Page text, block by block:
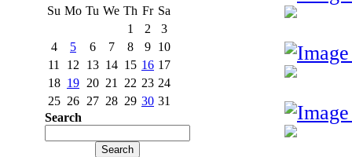
Su Mo Tu We Th Fr Sa
1
2
3
4
5 6 7 8 9 10
11
12 13 14 15 16 17
18 19 20 21 22 23 24
25 26 27 28 29 30 31
Search